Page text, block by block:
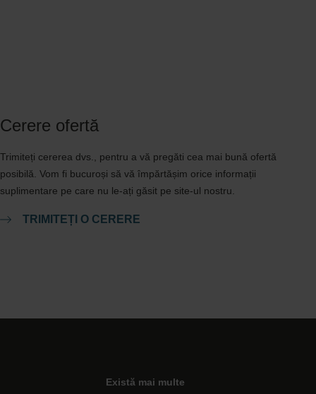
Cerere ofertă
Trimiteți cererea dvs., pentru a vă pregăti cea mai bună ofertă
posibilă. Vom fi bucuroși să vă împărtășim orice informații
suplimentare pe care nu le-ați găsit pe site-ul nostru.
TRIMITEȚI O CERERE
Există mai multe